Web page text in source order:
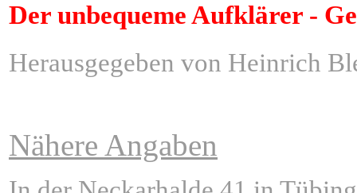
Der unbequeme Aufklärer -
Herausgegeben von Heinrich
Nähere Angaben